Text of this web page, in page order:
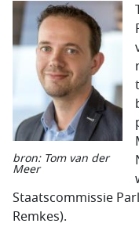
bron: Tom van der
Meer
Staatscommissie
Remkes).